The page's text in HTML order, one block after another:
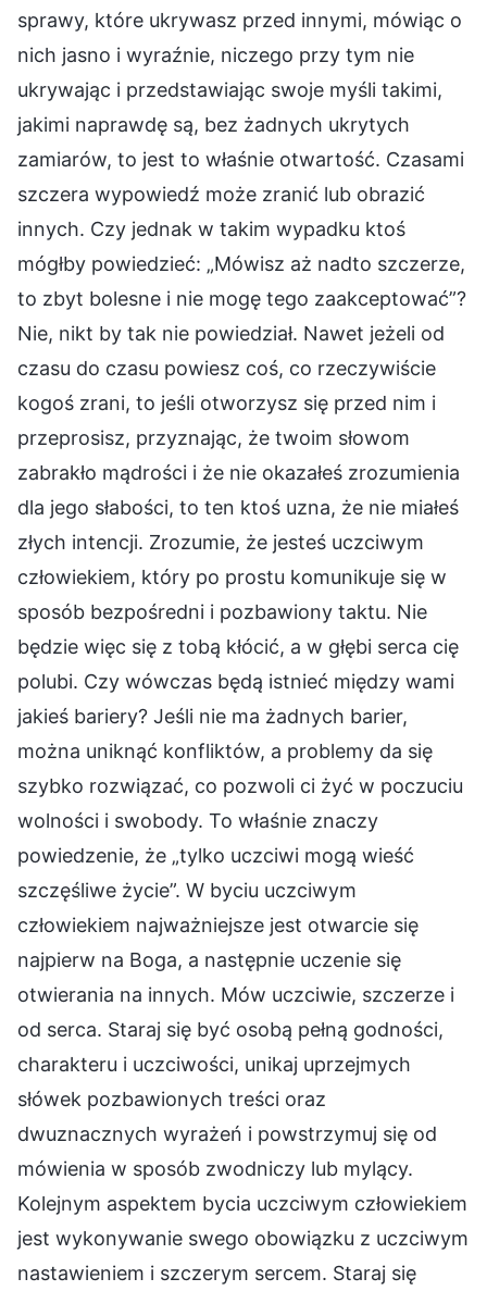
sprawy, które ukrywasz przed innymi, mówiąc o
nich jasno i wyraźnie, niczego przy tym nie
ukrywając i przedstawiając swoje myśli takimi,
jakimi naprawdę są, bez żadnych ukrytych
zamiarów, to jest to właśnie otwartość. Czasami
szczera wypowiedź może zranić lub obrazić
innych. Czy jednak w takim wypadku ktoś
mógłby powiedzieć: „Mówisz aż nadto szczerze,
to zbyt bolesne i nie mogę tego zaakceptować”?
Nie, nikt by tak nie powiedział. Nawet jeżeli od
czasu do czasu powiesz coś, co rzeczywiście
kogoś zrani, to jeśli otworzysz się przed nim i
przeprosisz, przyznając, że twoim słowom
zabrakło mądrości i że nie okazałeś zrozumienia
dla jego słabości, to ten ktoś uzna, że nie miałeś
złych intencji. Zrozumie, że jesteś uczciwym
człowiekiem, który po prostu komunikuje się w
sposób bezpośredni i pozbawiony taktu. Nie
będzie więc się z tobą kłócić, a w głębi serca cię
polubi. Czy wówczas będą istnieć między wami
jakieś bariery? Jeśli nie ma żadnych barier,
można uniknąć konfliktów, a problemy da się
szybko rozwiązać, co pozwoli ci żyć w poczuciu
wolności i swobody. To właśnie znaczy
powiedzenie, że „tylko uczciwi mogą wieść
szczęśliwe życie”. W byciu uczciwym
człowiekiem najważniejsze jest otwarcie się
najpierw na Boga, a następnie uczenie się
otwierania na innych. Mów uczciwie, szczerze i
od serca. Staraj się być osobą pełną godności,
charakteru i uczciwości, unikaj uprzejmych
słówek pozbawionych treści oraz
dwuznacznych wyrażeń i powstrzymuj się od
mówienia w sposób zwodniczy lub mylący.
Kolejnym aspektem bycia uczciwym człowiekiem
jest wykonywanie swego obowiązku z uczciwym
nastawieniem i szczerym sercem. Staraj się